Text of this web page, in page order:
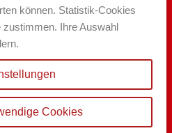
können. Statistik-Cookies
Ihre Auswahl
Cookies